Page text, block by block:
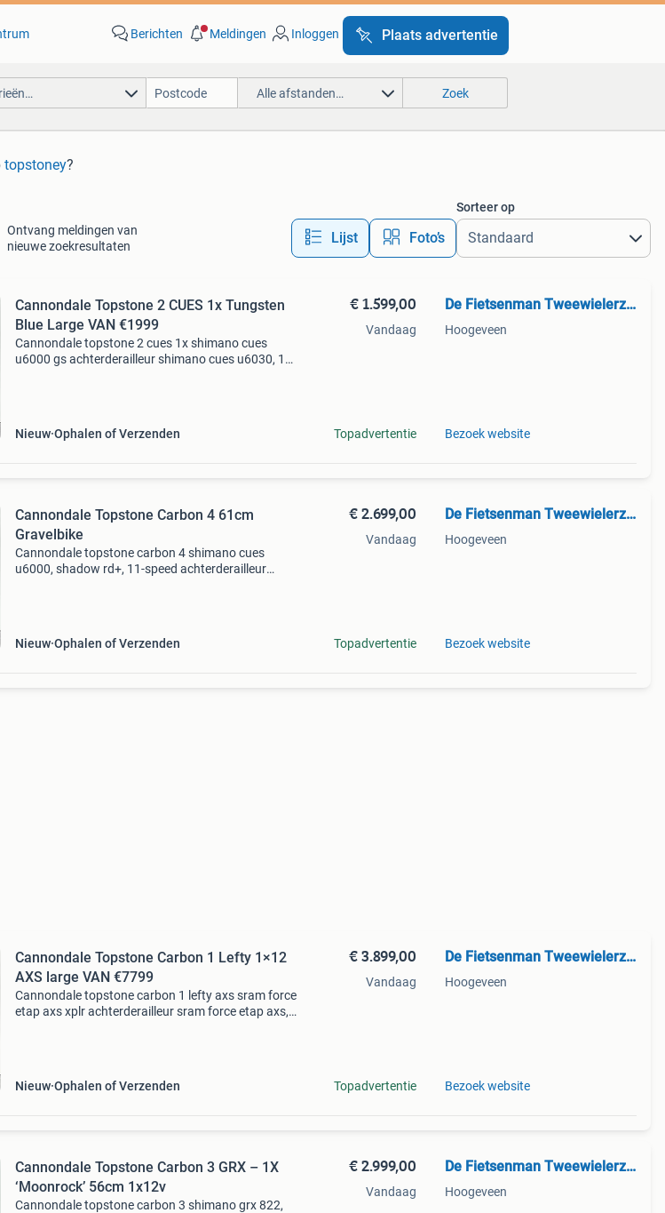
Berichten Meldingen Inloggen Plaats advertentie
Alle afstanden… Zoek
topstoney?
Ontvang meldingen van
nieuwe zoekresultaten
Lijst Foto’s
Sorteer op
Cannondale Topstone 2 CUES 1x Tungsten
Blue Large VAN €1999
Cannondale topstone 2 cues 1x shimano cues
u6000 gs achterderailleur shimano cues u6030, 11-
Nieuw Ophalen of Verzenden
€ 1.599,00
Vandaag
Topadvertentie
De Fietsenman Tweewielerzaak
Hoogeveen
Bezoek website
Cannondale Topstone Carbon 4 61cm
Gravelbike
Cannondale topstone carbon 4 shimano cues
u6000, shadow rd+, 11-speed achterderailleur
Nieuw Ophalen of Verzenden
€ 2.699,00
Vandaag
Topadvertentie
De Fietsenman Tweewielerzaak
Hoogeveen
Bezoek website
Cannondale Topstone Carbon 1 Lefty 1×12
AXS large VAN €7799
Cannondale topstone carbon 1 lefty axs sram force
etap axs xplr achterderailleur sram force etap axs,
Nieuw Ophalen of Verzenden
€ 3.899,00
Vandaag
Topadvertentie
De Fietsenman Tweewielerzaak
Hoogeveen
Bezoek website
Cannondale Topstone Carbon 3 GRX – 1X
‘Moonrock’ 56cm 1x12v
Cannondale topstone carbon 3 shimano grx 822,
€ 2.999,00
Vandaag
De Fietsenman Tweewielerzaak
Hoogeveen